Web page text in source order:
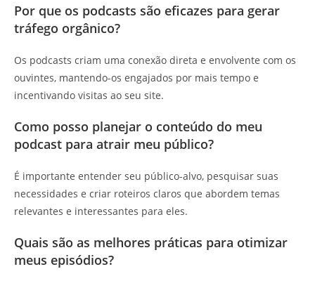
Por que os podcasts são eficazes para gerar
tráfego orgânico?
Os podcasts criam uma conexão direta e envolvente com os
ouvintes, mantendo-os engajados por mais tempo e
incentivando visitas ao seu site.
Como posso planejar o conteúdo do meu
podcast para atrair meu público?
É importante entender seu público-alvo, pesquisar suas
necessidades e criar roteiros claros que abordem temas
relevantes e interessantes para eles.
Quais são as melhores práticas para otimizar
meus episódios?